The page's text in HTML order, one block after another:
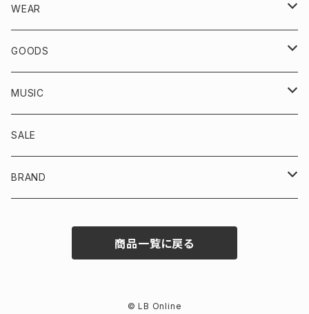
WEAR
VINTAGE
TOPS
OUTER/JACKET
SWEAT
BOTTOMS
DENIM/CHINO
CAP/HAT
GOODS
KICKS
ACCESSORIES
MUSIC
CD
DOWNLOAD
SALE
BRAND
商品一覧に戻る
© LB Online